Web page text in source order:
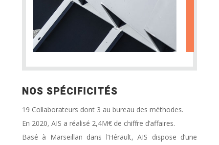
NOS SPÉCIFICITÉS
19 Collaborateurs dont 3 au bureau des méthodes.
En 2020, AIS a réalisé 2,4M€ de chiffre d’affaires.
Basé à Marseillan dans l’Hérault, AIS dispose d’une